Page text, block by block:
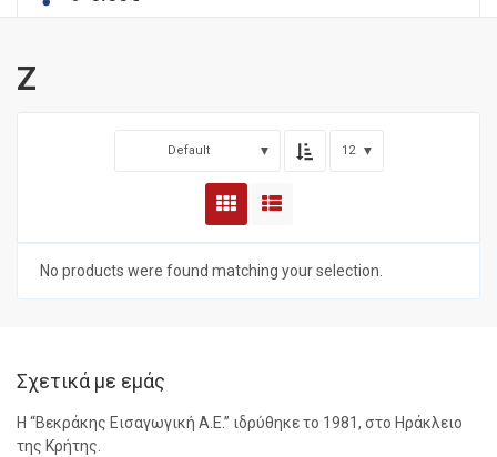
Ζ
Default 12
No products were found matching your selection.
Σχετικά με εμάς
Η “Βεκράκης Εισαγωγική Α.Ε.” ιδρύθηκε το 1981, στο Ηράκλειο
της Κρήτης.